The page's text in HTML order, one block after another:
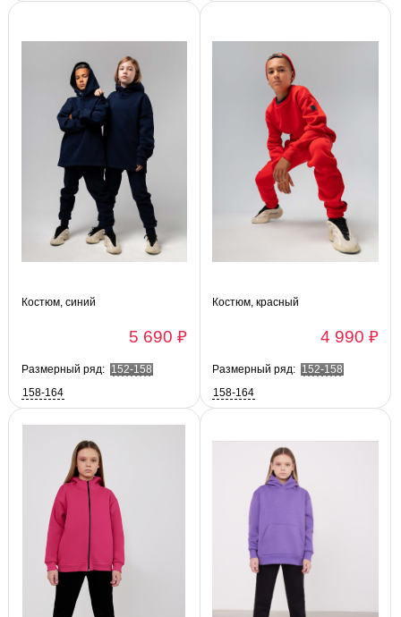
Костюм, синий
5 690 ₽
Размерный ряд:
152-158
158-164
Костюм, красный
4 990 ₽
Размерный ряд: 152-158
158-164